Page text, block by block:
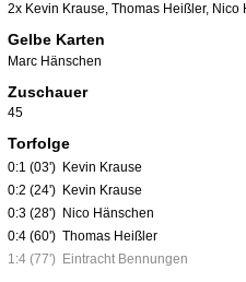
2x Kevin Krause, Thomas Heißler, Nico
Gelbe Karten
Marc Hänschen
Zuschauer
45
Torfolge
0:1 (03') Kevin Krause
0:2 (24') Kevin Krause
0:3 (28') Nico Hänschen
0:4 (60') Thomas Heißler
1:4 (77') Eintracht Bennungen